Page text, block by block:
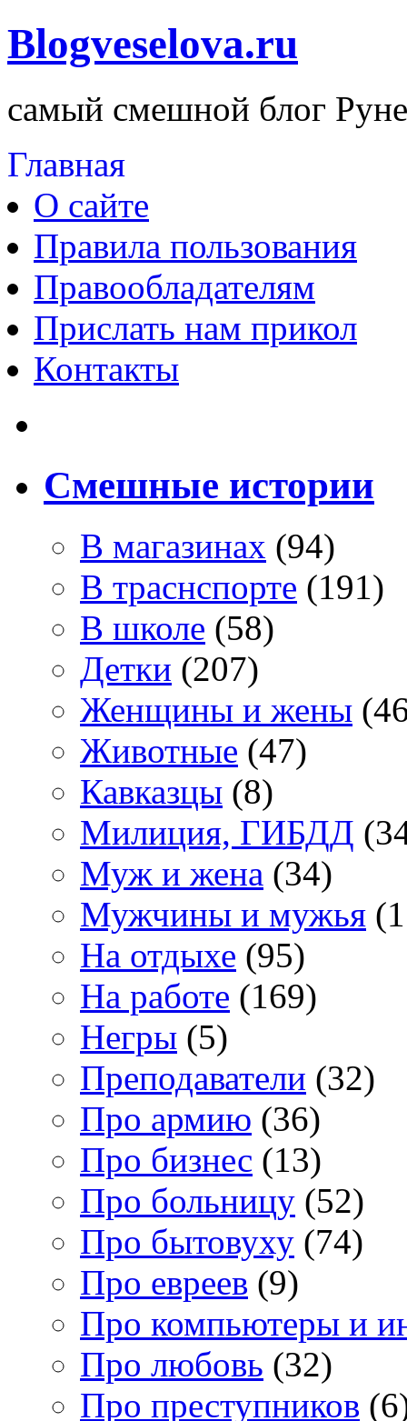
Blogveselova.ru
самый смешной блог
Главная
О сайте
Правила пользования
Правообладателям
Прислать нам прикол
Контакты
Смешные истории
В магазинах (94)
В траснспорте (191)
В школе (58)
Детки (207)
Женщины и жены
Животные (47)
Кавказцы (8)
Милиция, ГИБДД
Муж и жена (34)
Мужчины и мужья
На отдыхе (95)
На работе (169)
Негры (5)
Преподаватели (32)
Про армию (36)
Про бизнес (13)
Про больницу (52)
Про бытовуху (74)
Про евреев (9)
Про компьютеры и
Про любовь (32)
Про преступников